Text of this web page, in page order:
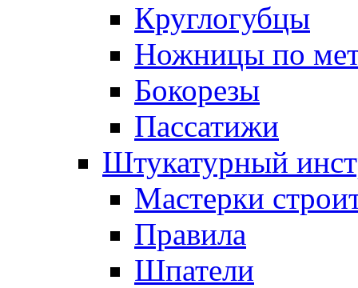
Круглогубцы
Ножницы по
Бокорезы
Пассатижи
Штукатурный
Мастерки
Правила
Шпатели